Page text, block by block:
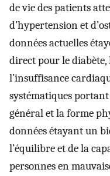
de vie des patients
d’hypertension et
données actuelles
direct pour le
l’insuffisance
systématiques
général et la forme
données étayant un
l’équilibre et de la
personnes en